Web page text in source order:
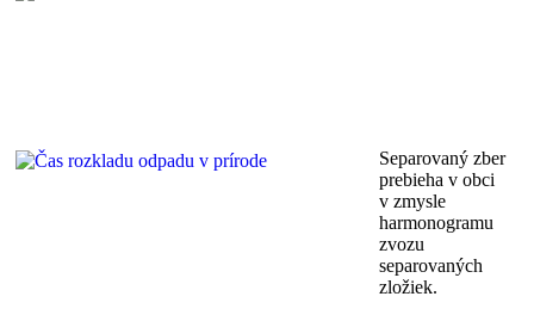
Separovaný zber
prebieha v obci
v zmysle
harmonogramu
zvozu
separovaných
zložiek.